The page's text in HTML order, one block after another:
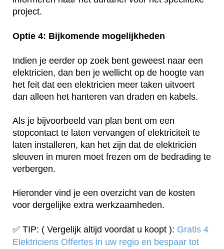
project.
Optie 4: Bijkomende mogelijkheden
Indien je eerder op zoek bent geweest naar een
elektricien, dan ben je wellicht op de hoogte van
het feit dat een elektricien meer taken uitvoert
dan alleen het hanteren van draden en kabels.
Als je bijvoorbeeld van plan bent om een
stopcontact te laten vervangen of elektriciteit te
laten installeren, kan het zijn dat de elektricien
sleuven in muren moet frezen om de bedrading te
verbergen.
Hieronder vind je een overzicht van de kosten
voor dergelijke extra werkzaamheden.
✅ TIP: ( Vergelijk altijd voordat u koopt ): Gratis 4
Elektriciens Offertes in uw regio en bespaar tot